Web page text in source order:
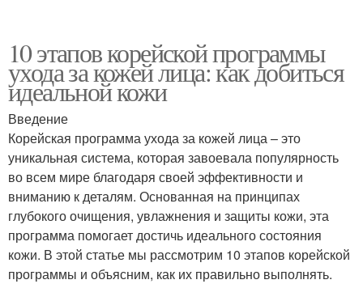
10 этапов корейской программы
ухода за кожей лица: как добиться
идеальной кожи
Введение
Корейская программа ухода за кожей лица – это
уникальная система, которая завоевала популярность
во всем мире благодаря своей эффективности и
вниманию к деталям. Основанная на принципах
глубокого очищения, увлажнения и защиты кожи, эта
программа помогает достичь идеального состояния
кожи. В этой статье мы рассмотрим 10 этапов корейской
программы и объясним, как их правильно выполнять.